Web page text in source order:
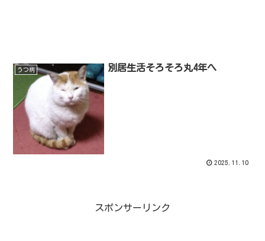
うつ病 別居生活そろそろ丸4年へ
2025.11.10
スポンサーリンク